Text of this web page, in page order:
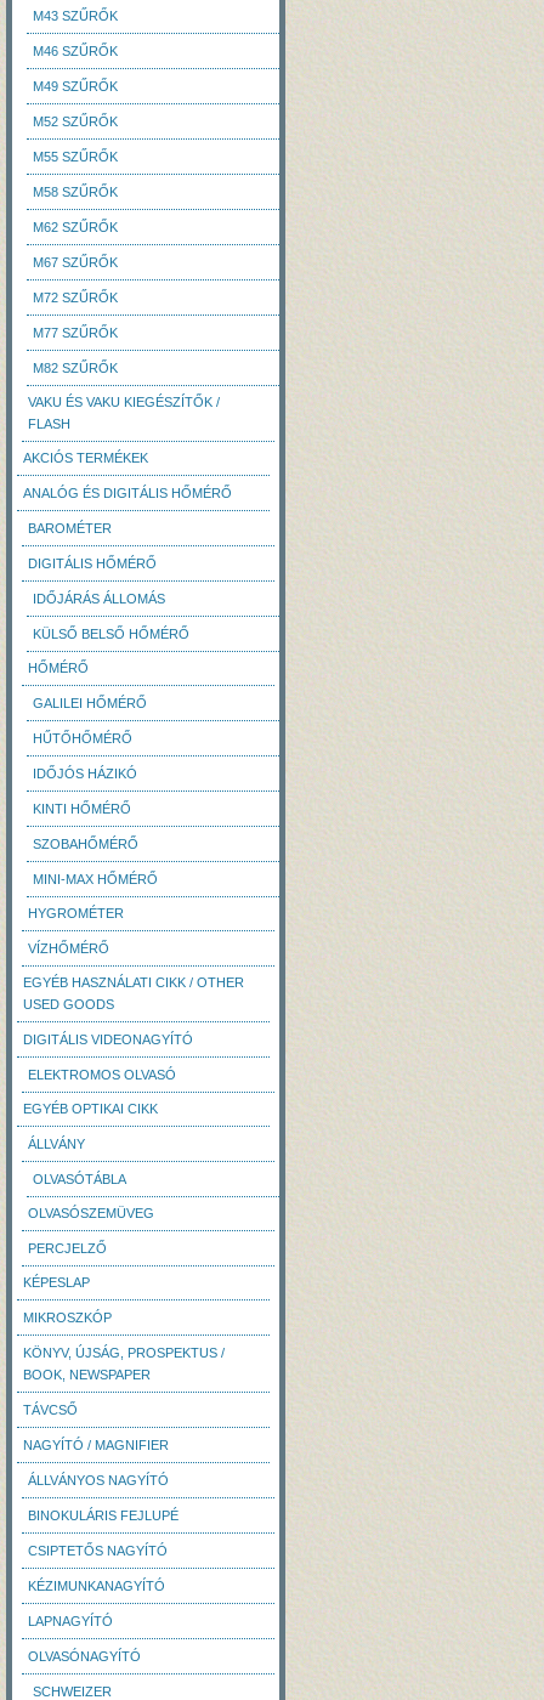
M43 SZŰRŐK
M46 SZŰRŐK
M49 SZŰRŐK
M52 SZŰRŐK
M55 SZŰRŐK
M58 SZŰRŐK
M62 SZŰRŐK
M67 SZŰRŐK
M72 SZŰRŐK
M77 SZŰRŐK
M82 SZŰRŐK
VAKU ÉS VAKU KIEGÉSZÍTŐK /
FLASH
AKCIÓS TERMÉKEK
ANALÓG ÉS DIGITÁLIS HŐMÉRŐ
BAROMÉTER
DIGITÁLIS HŐMÉRŐ
IDŐJÁRÁS ÁLLOMÁS
KÜLSŐ BELSŐ HŐMÉRŐ
HŐMÉRŐ
GALILEI HŐMÉRŐ
HŰTŐHŐMÉRŐ
IDŐJÓS HÁZIKÓ
KINTI HŐMÉRŐ
SZOBAHŐMÉRŐ
MINI-MAX HŐMÉRŐ
HYGROMÉTER
VÍZHŐMÉRŐ
EGYÉB HASZNÁLATI CIKK / OTHER
USED GOODS
DIGITÁLIS VIDEONAGYÍTÓ
ELEKTROMOS OLVASÓ
EGYÉB OPTIKAI CIKK
ÁLLVÁNY
OLVASÓTÁBLA
OLVASÓSZEMÜVEG
PERCJELZŐ
KÉPESLAP
MIKROSZKÓP
KÖNYV, ÚJSÁG, PROSPEKTUS /
BOOK, NEWSPAPER
TÁVCSŐ
NAGYÍTÓ / MAGNIFIER
ÁLLVÁNYOS NAGYÍTÓ
BINOKULÁRIS FEJLUPÉ
CSIPTETŐS NAGYÍTÓ
KÉZIMUNKANAGYÍTÓ
LAPNAGYÍTÓ
OLVASÓNAGYÍTÓ
SCHWEIZER